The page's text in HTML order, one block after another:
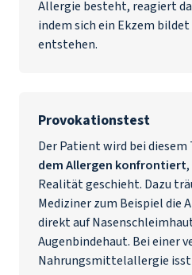
Allergie besteht, reagiert
indem sich ein Ekzem
entstehen.
Provokationstest
Der Patient wird bei diesem
dem Allergen konfrontiert
Realität geschieht. Dazu
Mediziner zum Beispiel die
direkt auf
Augenbindehaut. Bei einer
Nahrungsmittelallergie